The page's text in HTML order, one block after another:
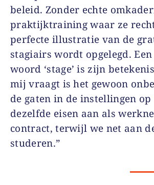
beleid. Zonder echte
praktijktraining waar ze
perfecte illustratie van de
stagiairs wordt opgelegd.
woord ‘stage’ is zijn
mij vraagt is het gewoon
de gaten in de instellingen
dezelfde eisen aan als
contract, terwijl we net aan
studeren.”